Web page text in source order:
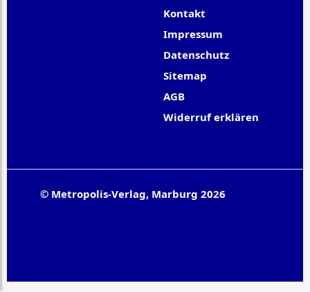
Kontakt
Impressum
Datenschutz
Sitemap
AGB
Widerruf erklären
© Metropolis-Verlag, Marburg 2026